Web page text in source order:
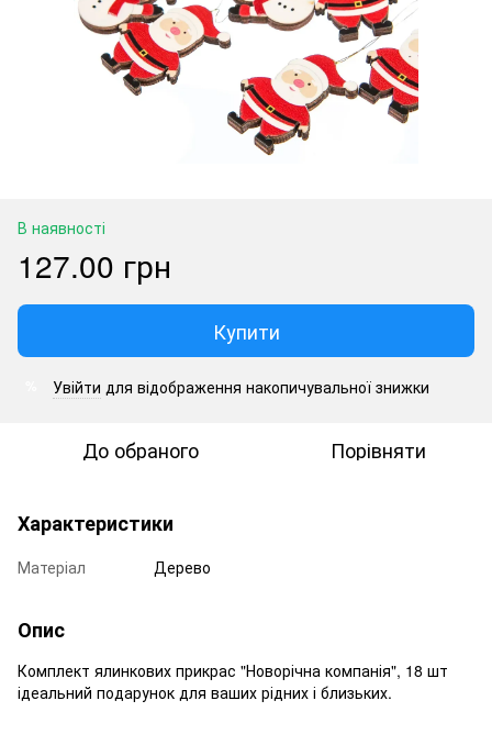
В наявності
127.00 грн
Купити
Увійти для відображення накопичувальної знижки
До обраного Порівняти
Характеристики
Матеріал Дерево
Опис
Комплект ялинкових прикрас "Новорічна компанія", 18 шт
ідеальний подарунок для ваших рідних і близьких.